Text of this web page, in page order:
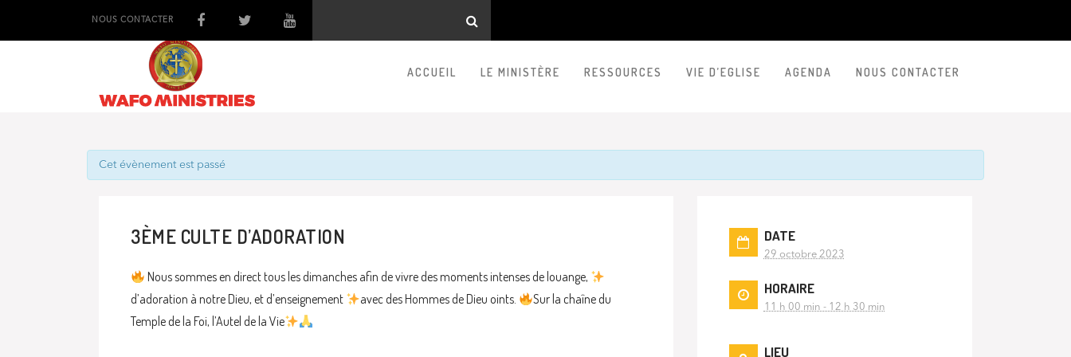
NOUS CONTACTER
ACCUEIL LE MINISTÈRE RESSOURCES VIE D’EGLISE AGENDA NOUS CONTACTER
Cet évènement est passé
3ÈME CULTE D’ADORATION
Nous sommes en direct tous les dimanches afin de vivre des moments intenses de louange,
d’adoration à notre Dieu, et d’enseignement
avec des Hommes de Dieu oints.
Sur la chaîne du
Temple de la Foi, l’Autel de la Vie
DATE
29 octobre 2023
HORAIRE
11 h 00 min - 12 h 30 min
LIEU